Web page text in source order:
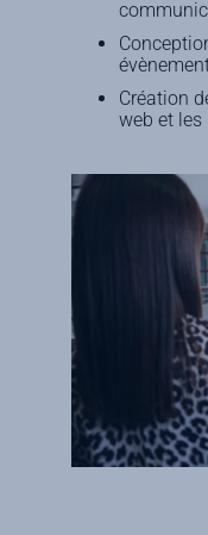
Création
web et les